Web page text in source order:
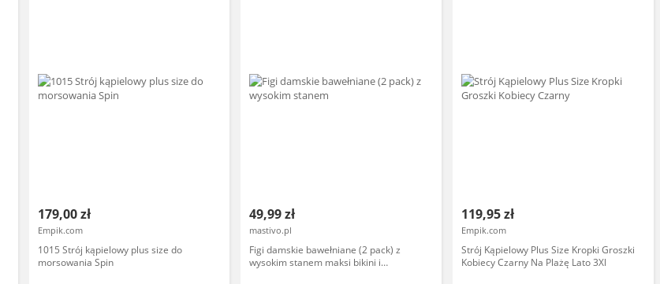
179,00 zł
Empik.com
1015 Strój kąpielowy plus size do
morsowania Spin
49,99 zł
mastivo.pl
Figi damskie bawełniane (2 pack) z
wysokim stanem maksi bikini i
119,95 zł
Empik.com
Strój Kąpielowy Plus Size Kropki Groszki
Kobiecy Czarny Na Plażę Lato 3Xl